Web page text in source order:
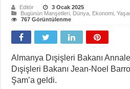
Editör
3 Ocak 2025
Bugünün Manşetleri Dünya Ekonomi ,
767 Görüntülenme
Almanya Dışişleri Bakanı
Dışişleri Bakanı Jean-Noel
Şam’a geldi.